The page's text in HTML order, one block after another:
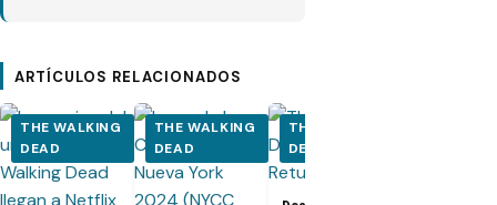
ARTÍCULOS RELACIONADOS
THE WALKING
DEAD
THE WALKING
DEAD
THE WALKING
DEAD